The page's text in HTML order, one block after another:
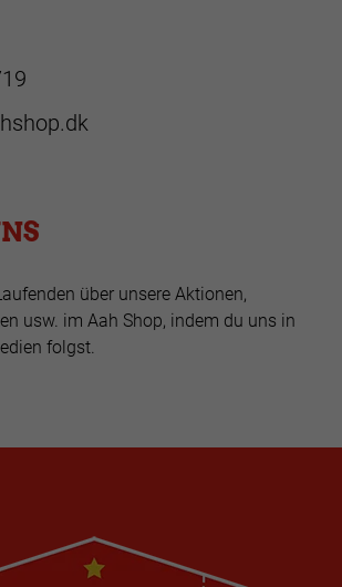
über unsere Aktionen,
usw. im Aah Shop, indem du uns in
folgst.